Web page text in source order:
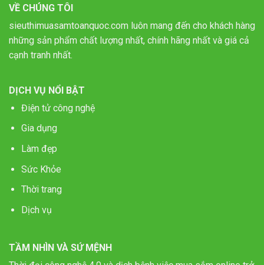
VỀ CHÚNG TÔI
sieuthimuasamtoanquoc.com luôn mang đến cho khách hàng
những sản phẩm chất lượng nhất, chính hãng nhất và giá cả
cạnh tranh nhất.
DỊCH VỤ NỔI BẬT
Điện tử công nghệ
Gia dụng
Làm đẹp
Sức Khỏe
Thời trang
Dịch vụ
TẦM NHÌN VÀ SỨ MỆNH